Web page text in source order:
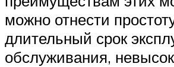
можно отнести
длительный срок
обслуживания,